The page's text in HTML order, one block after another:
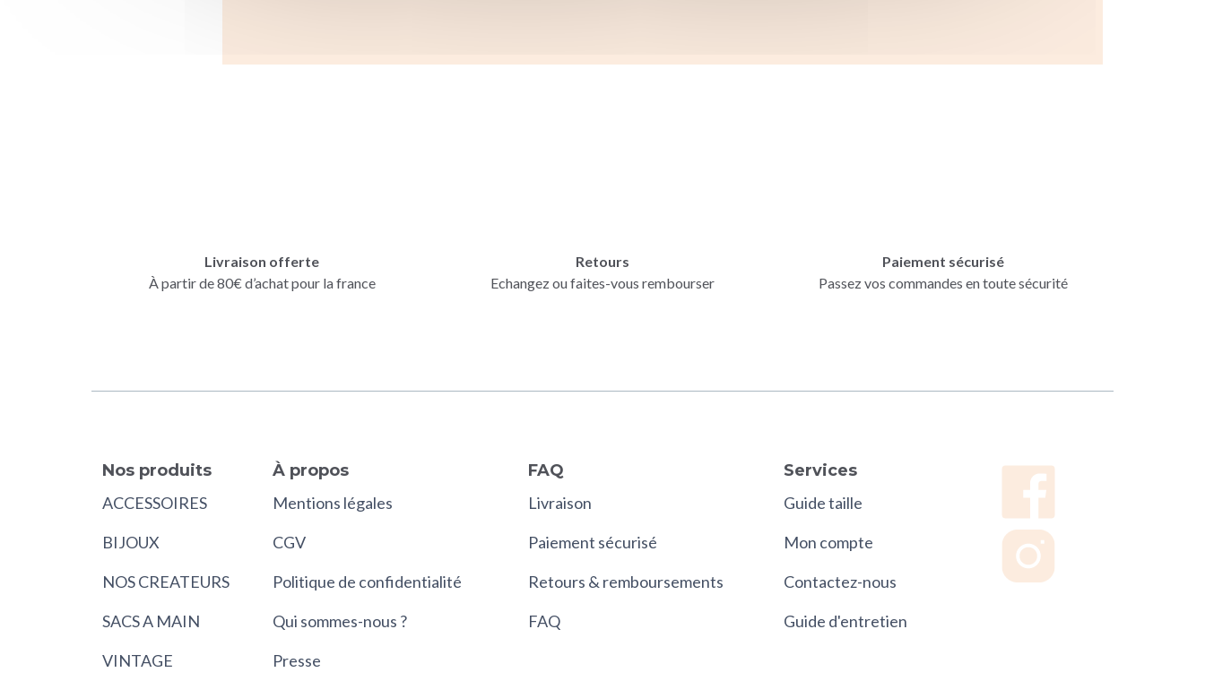
Livraison offerte
À partir de 80€ d’achat pour la france
Retours
Echangez ou faites-vous rembourser
Paiement sécurisé
Passez vos commandes en toute sécurité
Nos produits
ACCESSOIRES
BIJOUX
NOS CREATEURS
SACS A MAIN
VINTAGE
À propos
Mentions légales
CGV
Politique de confidentialité
Qui sommes-nous ?
Presse
FAQ
Livraison
Paiement sécurisé
Retours & remboursements
FAQ
Services
Guide taille
Mon compte
Contactez-nous
Guide d'entretien